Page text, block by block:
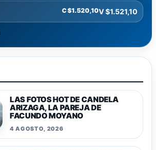
C $1.520,10V $1.521,10
LAS FOTOS HOT DE CANDELA
ARIZAGA, LA PAREJA DE
FACUNDO MOYANO
4 AGOSTO, 2026